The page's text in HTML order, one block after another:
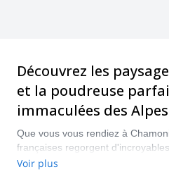
Découvrez les
et la poudreuse
immaculées des
Que vous vous rendiez à
françaises regorgent
randonnée. Avec certains des
Voir plus